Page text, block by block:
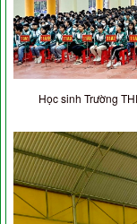
Học sinh Trường